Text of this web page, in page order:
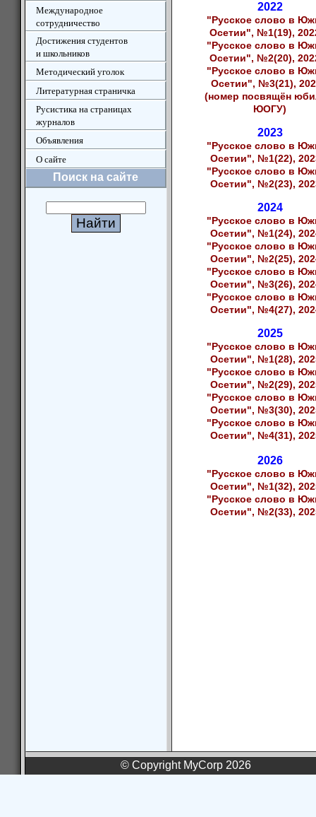
Международное
сотрудничество
Достижения студентов
и школьников
Методический уголок
Литературная страничка
Русистика на страницах
журналов
Объявления
О сайте
Поиск на сайте
2022
"Русское слово в
Осетии", №1(19),
"Русское слово в
Осетии", №2(20),
"Русское слово в
Осетии", №3(21),
(номер посвящён
ЮОГУ)
2023
"Русское слово в
Осетии", №1(22),
"Русское слово в
Осетии", №2(23),
2024
"Русское слово в
Осетии", №1(24),
"Русское слово в
Осетии", №2(25),
"Русское слово в
Осетии", №3(26),
"Русское слово в
Осетии", №4(27),
2025
"Русское слово в
Осетии", №1(28),
"Русское слово в
Осетии", №2(29),
"Русское слово в
Осетии", №3(30),
"Русское слово в
Осетии", №4(31),
2026
"Русское слово в
Осетии", №1(32),
"Русское слово в
Осетии", №2(33),
© Copyright MyCorp 2026